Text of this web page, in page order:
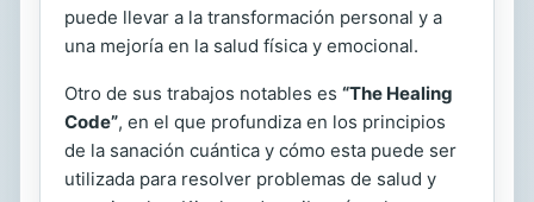
puede llevar a la transformación personal y a
una mejoría en la salud física y emocional.
Otro de sus trabajos notables es “The Healing
Code”, en el que profundiza en los principios
de la sanación cuántica y cómo esta puede ser
utilizada para resolver problemas de salud y